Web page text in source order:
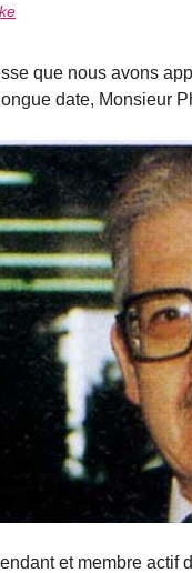
que nous avons
date, Monsieur
et membre actif